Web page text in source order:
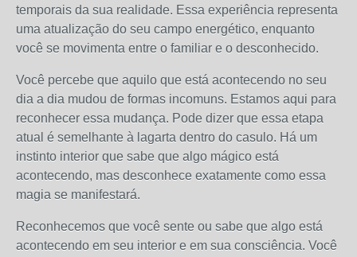
temporais da sua realidade. Essa experiência representa
uma atualização do seu campo energético, enquanto
você se movimenta entre o familiar e o desconhecido.
Você percebe que aquilo que está acontecendo no seu
dia a dia mudou de formas incomuns. Estamos aqui para
reconhecer essa mudança. Pode dizer que essa etapa
atual é semelhante à lagarta dentro do casulo. Há um
instinto interior que sabe que algo mágico está
acontecendo, mas desconhece exatamente como essa
magia se manifestará.
Reconhecemos que você sente ou sabe que algo está
acontecendo em seu interior e em sua consciência. Você